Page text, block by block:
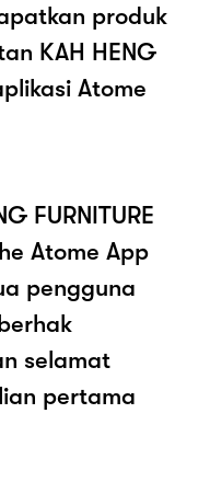
produk
KAH HENG
Atome
FURNITURE
Atome App
pengguna
selamat
pertama